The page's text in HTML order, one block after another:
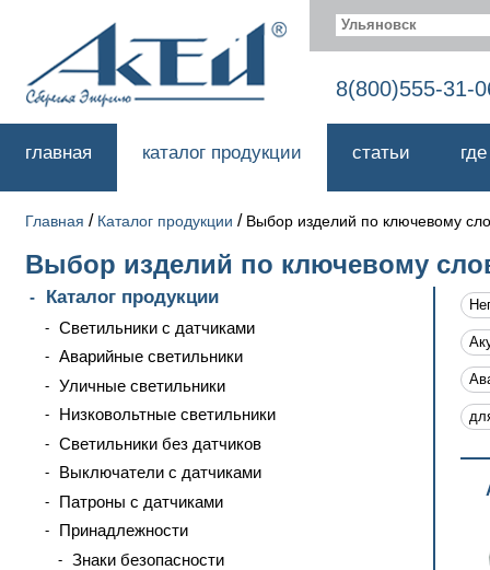
Ульяновск
8(800)555-31-
главная каталог продукции статьи
Главная / Каталог продукции / Выбор изделий по ключевому
Выбор изделий по ключевому
Каталог продукции
Светильники с датчиками
Аварийные светильники
Уличные светильники
Низковольтные светильники
Светильники без датчиков
Выключатели с датчиками
Патроны с датчиками
Принадлежности
Знаки безопасности